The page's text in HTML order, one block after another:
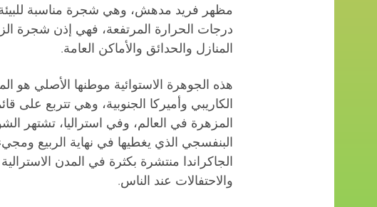
مظهر فريد مدهش، وهي شجرة مناسبة للبيئة
درجات الحرارة المرتفعة، فهي إذن شجرة
المنازل والحدائق والأماكن العامة.
هذه الجوهرة الاستوائية موطنها الأصلي هو
الكاريبي وأميركا الجنوبية، وهي تتربع على
المزهرة في العالم، وفي استراليا، تشتهر
البنفسجي الذي يغطيها في نهاية الربيع
الجاكراندا منتشرة بكثرة في المدن الاسترالية
والاحتفالات عند الناس.